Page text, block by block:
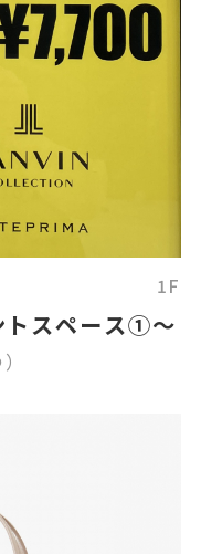
1F
トスペース①〜